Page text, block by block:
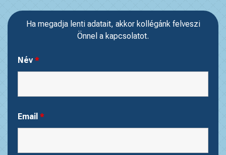
Ha megadja lenti adatait, akkor kollégánk felveszi
Önnel a kapcsolatot.
Név *
Email *